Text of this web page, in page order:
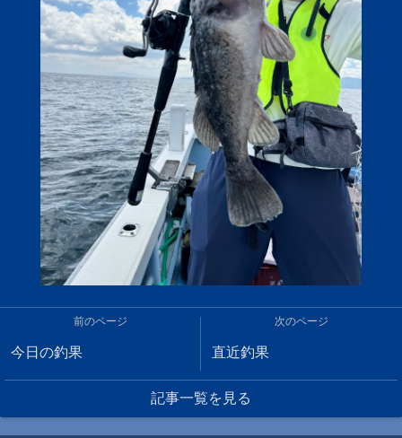
前のページ
今日の釣果
次のページ
直近釣果
記事一覧を見る